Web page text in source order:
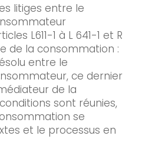
litiges entre le
L611-1 à L 641-1 et R
de la consommation :
entre le
ce dernier
de la
sont réunies,
se
et le processus en